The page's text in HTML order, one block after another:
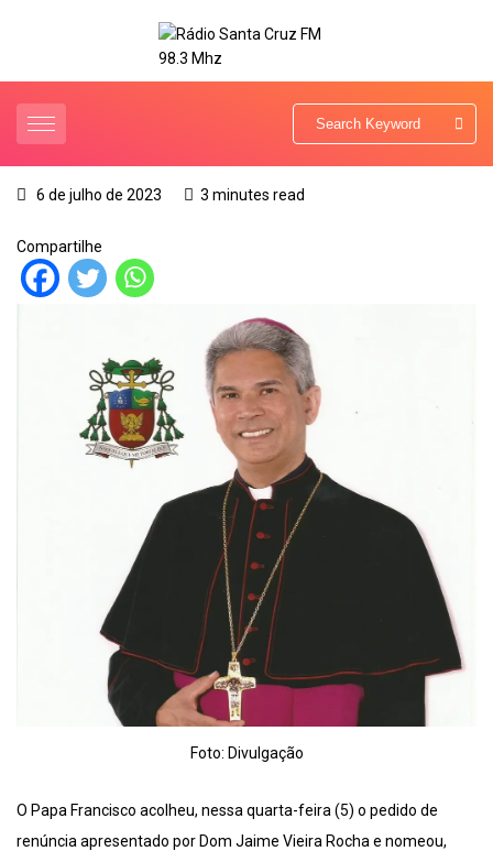
6 de julho de 2023 3 minutes read
Compartilhe
Foto: Divulgação
O Papa Francisco acolheu, nessa quarta-feira (5) o pedido de
renúncia apresentado por Dom Jaime Vieira Rocha e nomeou,